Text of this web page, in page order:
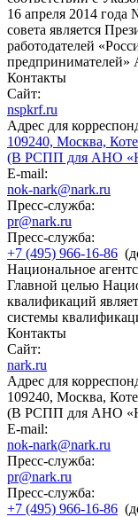
16 апреля 2014
совета является
работодателей
Контакты
Сайт:
nspkrf.ru
Адрес для
109240, Москва,
(В РСПП для АНО
E-mail:
nok-nark@nark.ru
Пресс-служба:
pr@nark.ru
Пресс-служба:
+7 (495) 966-16-86
Национальное
Главной целью
квалификаций
системы
Контакты
Сайт:
nark.ru
Адрес для
109240, Москва,
(В РСПП для АНО
E-mail:
nok-nark@nark.ru
Пресс-служба:
pr@nark.ru
Пресс-служба:
+7 (495) 966-16-86